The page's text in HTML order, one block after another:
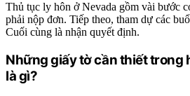
Thủ tục ly hôn ở Nevada gồm vài bước
phải nộp đơn. Tiếp theo, tham dự các
Cuối cùng là nhận quyết định.
Những giấy tờ cần thiết trong
là gì?